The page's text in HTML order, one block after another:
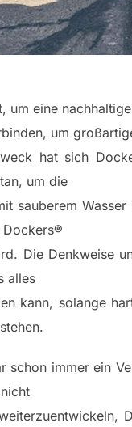
um eine
um
hat sich
um die
sauberem
Die Denkweise
alles
kann, solange
schon immer ein